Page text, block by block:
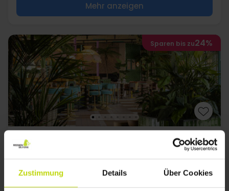
Zustimmung Details Über Cookies
Mehr anzeigen
Sparen bis zu24%
Tropischer Spaß in Nordjütland
Quality Hotel The Reef
5.0/ 5 Ausgezeichnet 2 Bewertungen
Frederikshavn